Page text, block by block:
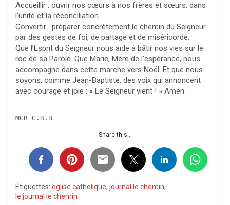
Accueillir : ouvrir nos cœurs à nos frères et sœurs, dans
l’unité et la réconciliation.
Convertir : préparer concrètement le chemin du Seigneur
par des gestes de foi, de partage et de miséricorde.
Que l’Esprit du Seigneur nous aide à bâtir nos vies sur le
roc de sa Parole. Que Marie, Mère de l’espérance, nous
accompagne dans cette marche vers Noël. Et que nous
soyons, comme Jean-Baptiste, des voix qui annoncent
avec courage et joie : « Le Seigneur vient ! » Amen.
MGR G.R.B
Share this...
Étiquettes: eglise catholique, journal le chemin,
le journal le chemin